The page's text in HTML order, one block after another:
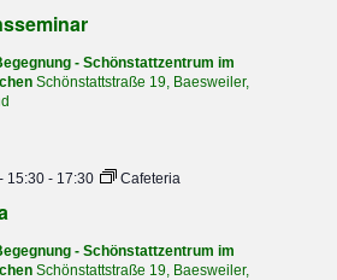
- Schönstattzentrum im
Schönstattstraße 19, Baesweiler,
15:30 - 17:30 Cafeteria
- Schönstattzentrum im
Schönstattstraße 19, Baesweiler,